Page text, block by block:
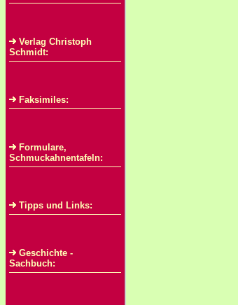
Verlag Christoph
Schmidt:
Faksimiles:
Formulare,
Schmuckahnentafeln:
Tipps und Links:
Geschichte -
Sachbuch: